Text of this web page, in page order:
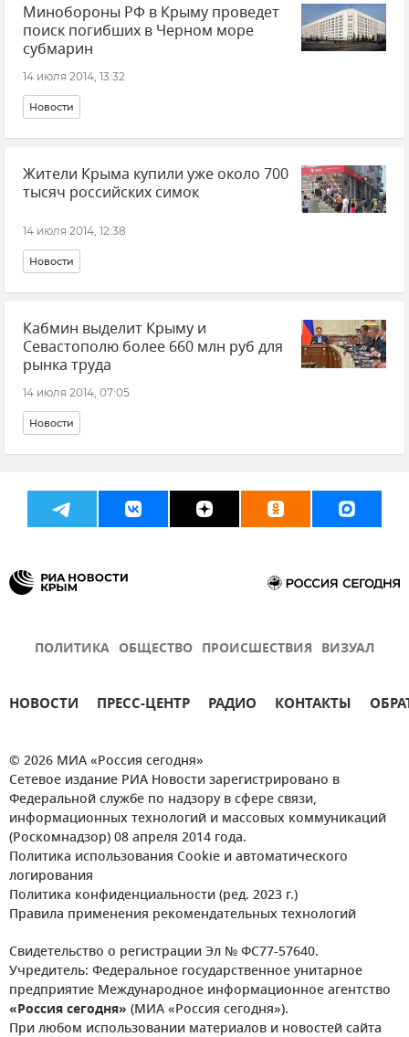
Минобороны РФ в Крыму проведет
поиск погибших в Черном море
субмарин
14 июля 2014, 13:32
Новости
Жители Крыма купили уже около 700
тысяч российских симок
14 июля 2014, 12:38
Новости
Кабмин выделит Крыму и
Севастополю более 660 млн руб для
рынка труда
14 июля 2014, 07:05
Новости
ПОЛИТИКА ОБЩЕСТВО ПРОИСШЕСТВИЯ ВИЗУАЛ
НОВОСТИ ПРЕСС-ЦЕНТР РАДИО КОНТАКТЫ
© 2026 МИА «Россия сегодня»
Сетевое издание РИА Новости зарегистрировано в
Федеральной службе по надзору в сфере связи,
информационных технологий и массовых коммуникаций
(Роскомнадзор) 08 апреля 2014 года.
Политика использования Cookie и автоматического
логирования
Политика конфиденциальности (ред. 2023 г.)
Правила применения рекомендательных технологий
Свидетельство о регистрации Эл № ФС77-57640.
Учредитель: Федеральное государственное унитарное
предприятие Международное информационное агентство
«Россия сегодня» (МИА «Россия сегодня»).
При любом использовании материалов и новостей сайта